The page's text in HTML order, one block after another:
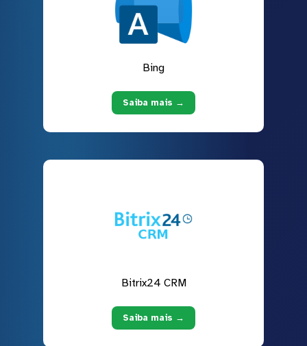
Bing
Saiba mais →
Bitrix24 CRM
Saiba mais →